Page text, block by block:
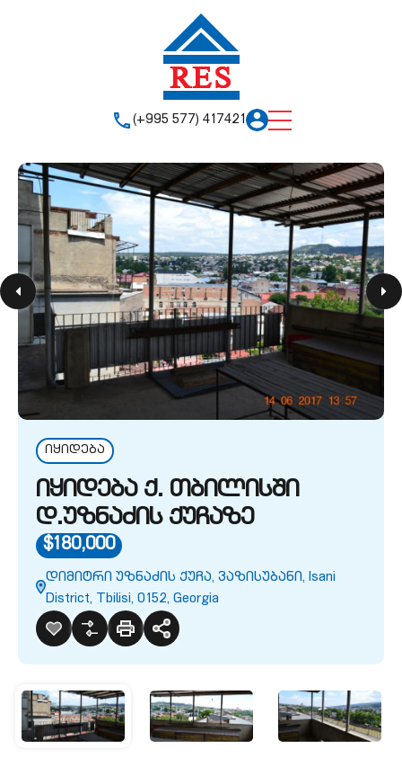
(+995 577) 417421
იყიდება
იყიდება ქ. თბილისში
დ.უზნაძის ქუჩაზე
$180,000
დიმიტრი უზნაძის ქუჩა, ვაზისუბანი, Isani
District, Tbilisi, 0152, Georgia